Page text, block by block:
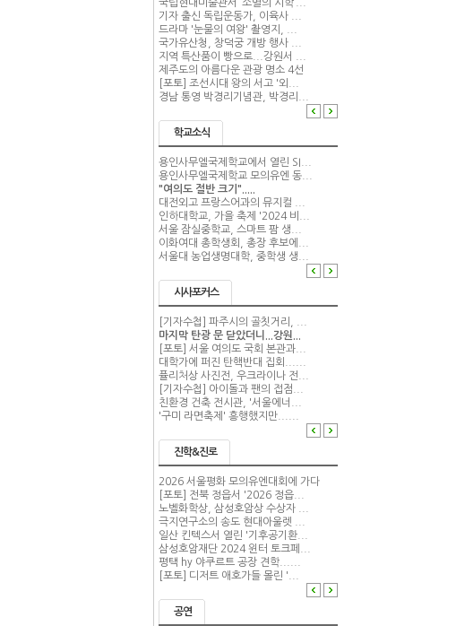
국립현대미술관서 ‘소멸의 시학’...
기자 출신 독립운동가, 이육사 ...
드라마 '눈물의 여왕' 촬영지, ...
국가유산청, 창덕궁 개방 행사 ...
지역 특산품이 빵으로...강원서 ...
제주도의 아름다운 관광 명소 4선
[포토] 조선시대 왕의 서고 '외...
경남 통영 박경리기념관, 박경리...
학교소식
용인사무엘국제학교에서 열린 SI...
용인사무엘국제학교 모의유엔 동...
"여의도 절반 크기".....
대전외고 프랑스어과의 뮤지컬 ...
인하대학교, 가을 축제 '2024 비...
서울 잠실중학교, 스마트 팜 생...
이화여대 총학생회, 총장 후보에...
서울대 농업생명대학, 중학생 생...
시사포커스
[기자수첩] 파주시의 골칫거리, ...
마지막 탄광 문 닫았더니...강원...
[포토] 서울 여의도 국회 본관과...
대학가에 퍼진 탄핵반대 집회......
퓰리처상 사진전, 우크라이나 전...
[기자수첩] 아이돌과 팬의 접점...
친환경 건축 전시관, '서울에너...
'구미 라면축제' 흥행했지만......
진학&진로
2026 서울평화 모의유엔대회에 가다
[포토] 전북 정읍서 '2026 정읍...
노벨화학상, 삼성호암상 수상자 ...
극지연구소의 송도 현대아울렛 ...
일산 킨텍스서 열린 '기후공기환...
삼성호암재단 2024 윈터 토크페...
평택 hy 야쿠르트 공장 견학......
[포토] 디저트 애호가들 몰린 '...
공연